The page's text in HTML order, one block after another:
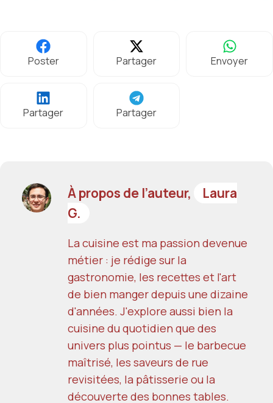
Poster Partager Envoyer
Partager Partager
À propos de l’auteur,
Laura
G.
La cuisine est ma passion devenue
métier : je rédige sur la
gastronomie, les recettes et l'art
de bien manger depuis une dizaine
d'années. J'explore aussi bien la
cuisine du quotidien que des
univers plus pointus — le barbecue
maîtrisé, les saveurs de rue
revisitées, la pâtisserie ou la
découverte des bonnes tables.